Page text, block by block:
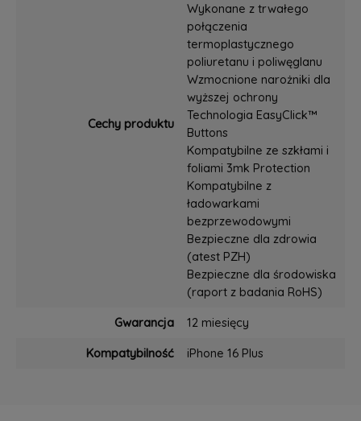
Cechy produktu
Wykonane z trwałego
połączenia
termoplastycznego
poliuretanu i poliwęglanu
Wzmocnione narożniki dla
wyższej ochrony
Technologia EasyClick™
Buttons
Kompatybilne ze szkłami i
foliami 3mk Protection
Kompatybilne z
ładowarkami
bezprzewodowymi
Bezpieczne dla zdrowia
(atest PZH)
Bezpieczne dla środowiska
(raport z badania RoHS)
Gwarancja
12 miesięcy
Kompatybilność
iPhone 16 Plus